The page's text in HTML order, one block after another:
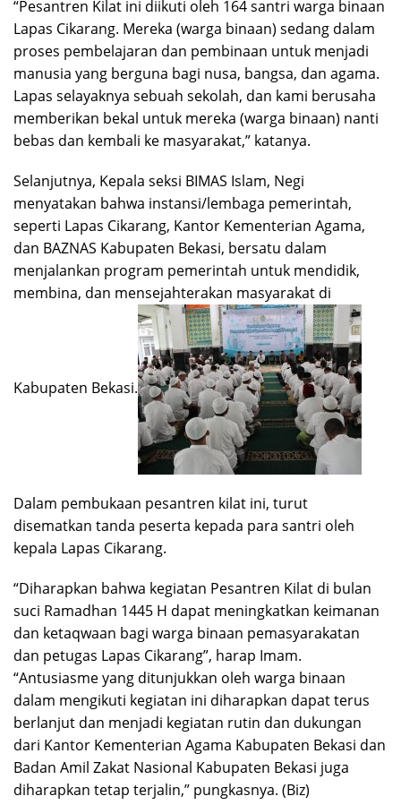
“Pesantren Kilat ini diikuti oleh 164 santri warga binaan
Lapas Cikarang. Mereka (warga binaan) sedang dalam
proses pembelajaran dan pembinaan untuk menjadi
manusia yang berguna bagi nusa, bangsa, dan agama.
Lapas selayaknya sebuah sekolah, dan kami berusaha
memberikan bekal untuk mereka (warga binaan) nanti
bebas dan kembali ke masyarakat,” katanya.
Selanjutnya, Kepala seksi BIMAS Islam, Negi
menyatakan bahwa instansi/lembaga pemerintah,
seperti Lapas Cikarang, Kantor Kementerian Agama,
dan BAZNAS Kabupaten Bekasi, bersatu dalam
menjalankan program pemerintah untuk mendidik,
membina, dan mensejahterakan masyarakat di
Kabupaten Bekasi.
Dalam pembukaan pesantren kilat ini, turut
disematkan tanda peserta kepada para santri oleh
kepala Lapas Cikarang.
“Diharapkan bahwa kegiatan Pesantren Kilat di bulan
suci Ramadhan 1445 H dapat meningkatkan keimanan
dan ketaqwaan bagi warga binaan pemasyarakatan
dan petugas Lapas Cikarang”, harap Imam.
“Antusiasme yang ditunjukkan oleh warga binaan
dalam mengikuti kegiatan ini diharapkan dapat terus
berlanjut dan menjadi kegiatan rutin dan dukungan
dari Kantor Kementerian Agama Kabupaten Bekasi dan
Badan Amil Zakat Nasional Kabupaten Bekasi juga
diharapkan tetap terjalin,” pungkasnya. (Biz)